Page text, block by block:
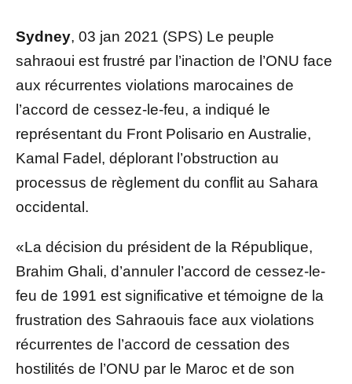
Sydney, 03 jan 2021 (SPS) Le peuple
sahraoui est frustré par l’inaction de l’ONU face
aux récurrentes violations marocaines de
l’accord de cessez-le-feu, a indiqué le
représentant du Front Polisario en Australie,
Kamal Fadel, déplorant l’obstruction au
processus de règlement du conflit au Sahara
occidental.
«La décision du président de la République,
Brahim Ghali, d’annuler l’accord de cessez-le-
feu de 1991 est significative et témoigne de la
frustration des Sahraouis face aux violations
récurrentes de l’accord de cessation des
hostilités de l’ONU par le Maroc et de son